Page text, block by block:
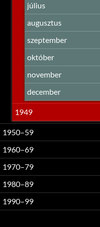
július
augusztus
szeptember
október
november
december
1949
1950–59
1960–69
1970–79
1980–89
1990–99